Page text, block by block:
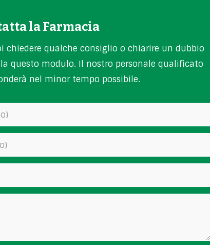
la Farmacia
chiedere qualche consiglio o chiarire un dubbio
questo modulo. Il nostro personale qualificato
nel minor tempo possibile.